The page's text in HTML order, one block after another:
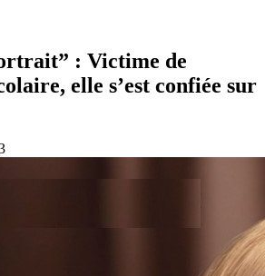
: Victime de
elle s’est confiée sur